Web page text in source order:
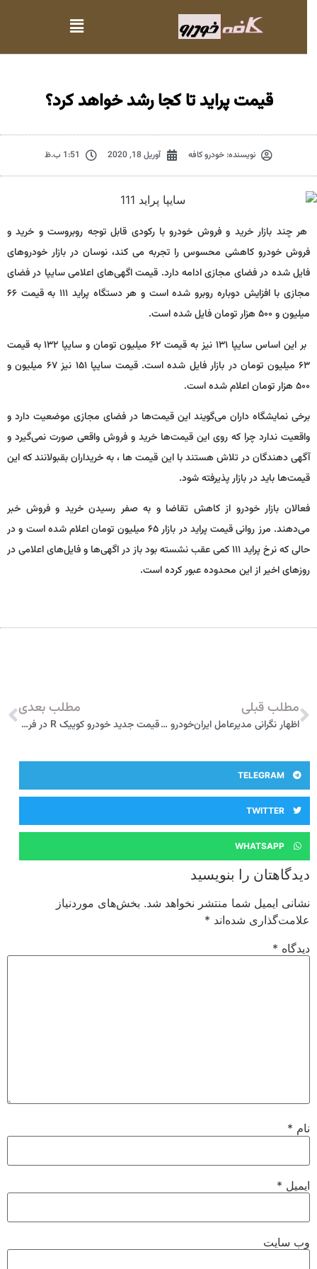
قیمت پراید تا کجا رشد خواهد کرد؟
نویسنده:خودرو کافه آوریل 18, 2020 1:51 ب.ظ
هر چند بازار خرید و فروش خودرو با رکودی قابل توجه روبروست و خرید و
فروش خودرو کاهشی محسوس را تجربه می کند، نوسان در بازار خودروهای
فایل شده در فضای مجازی ادامه دارد. قیمت اگهی‌های اعلامی سایپا در فضای
مجازی با افزایش دوباره روبرو شده است و هر دستگاه پراید ۱۱۱ به قیمت ۶۶
میلیون و ۵۰۰ هزار تومان فایل شده است.
بر این اساس سایپا ۱۳۱ نیز به قیمت ۶۲ میلیون تومان و سایپا ۱۳۲ به قیمت
۶۳ میلیون تومان در بازار فایل شده است. قیمت سایپا ۱۵۱ نیز ۶۷ میلیون و
۵۰۰ هزار تومان اعلام شده است.
برخی نمایشگاه داران می‌گویند این قیمت‌ها در فضای مجازی موضعیت دارد و
واقعیت ندارد چرا که روی این قیمت‌ها خرید و فروش واقعی صورت نمی‌گیرد و
آگهی دهندگان در تلاش هستند با این قیمت ها ، به خریداران بقبولانند که این
قیمت‌ها باید در بازار پذیرفته شود.
فعالان بازار خودرو از کاهش تقاضا و به صفر رسیدن خرید و فروش خبر
می‌دهند. مرز روانی قیمت پراید در بازار ۶۵ میلیون تومان اعلام شده است و در
حالی که نرخ پراید ۱۱۱ کمی عقب نشسته بود باز در اگهی‌ها و فایل‌های اعلامی در
روزهای اخیر از این محدوده عبور کرده است.
مطلب قبلی
اظهار نگرانی مدیرعامل ایران‌خودرو از افزایش قیمت خودرو
مطلب بعدی
قیمت جدید خودرو کوییک R در فروردین ۹۹ اعلام شد
TELEGRAM
TWITTER
WHATSAPP
دیدگاهتان را بنویسید
نشانی ایمیل شما منتشر نخواهد شد. بخش‌های موردنیاز
علامت‌گذاری شده‌اند*
دیدگاه*
نام*
ایمیل*
وب‌ سایت